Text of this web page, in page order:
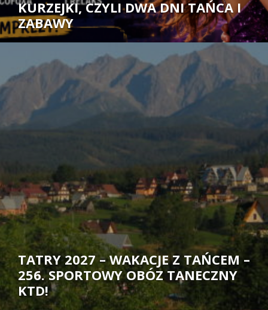
KURZEJKI, CZYLI DWA DNI TAŃCA I
ZABAWY
TATRY 2027 – WAKACJE Z TAŃCEM –
256. SPORTOWY OBÓZ TANECZNY
KTD!